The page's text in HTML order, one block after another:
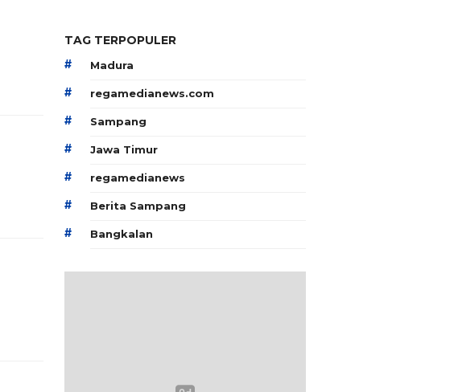
TAG TERPOPULER
# Madura
# regamedianews.com
# Sampang
# Jawa Timur
# regamedianews
# Berita Sampang
# Bangkalan